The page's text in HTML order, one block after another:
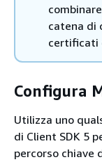
catena di
certificati
Configura
Utilizza uno
di Client SDK 5
percorso chiave